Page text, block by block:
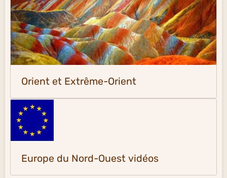
Orient et Extrême-Orient
Europe du Nord-Ouest vidéos